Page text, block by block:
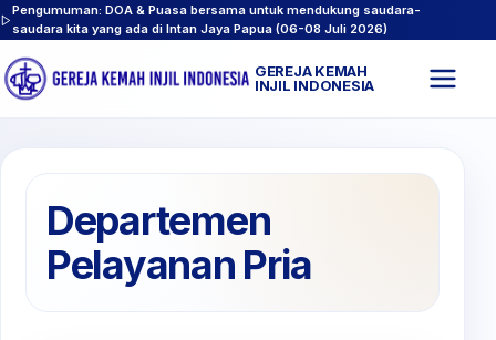
Pengumuman: DOA & Puasa bersama untuk mendukung saudara-
saudara kita yang ada di Intan Jaya Papua (06-08 Juli 2026)
GEREJA KEMAH
INJIL INDONESIA
Departemen
Pelayanan Pria